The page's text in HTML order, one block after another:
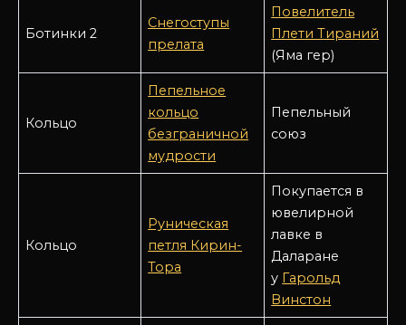
Ботинки 2
Снегоступы
прелата
Повелитель
Плети Тираний
(Яма гер)
Кольцо
Пепельное
кольцо
безграничной
мудрости
Пепельный
союз
Кольцо
Руническая
петля Кирин-
Тора
Покупается в
ювелирной
лавке в
Даларане
у Гарольд
Винстон